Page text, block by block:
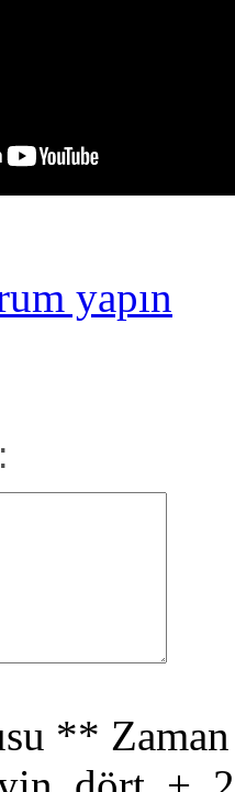
yapın
**